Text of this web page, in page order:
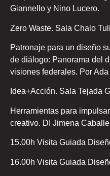
Giannello y Nino Lucero.
Zero Waste. Sala Chalo
Patronaje para un diseño
de diálogo: Panorama del
visiones federales. Por
Idea+Acción. Sala Tejada
Herramientas para
creativo. DI Jimena
15.00h Visita Guiada
16.00h Visita Guiada